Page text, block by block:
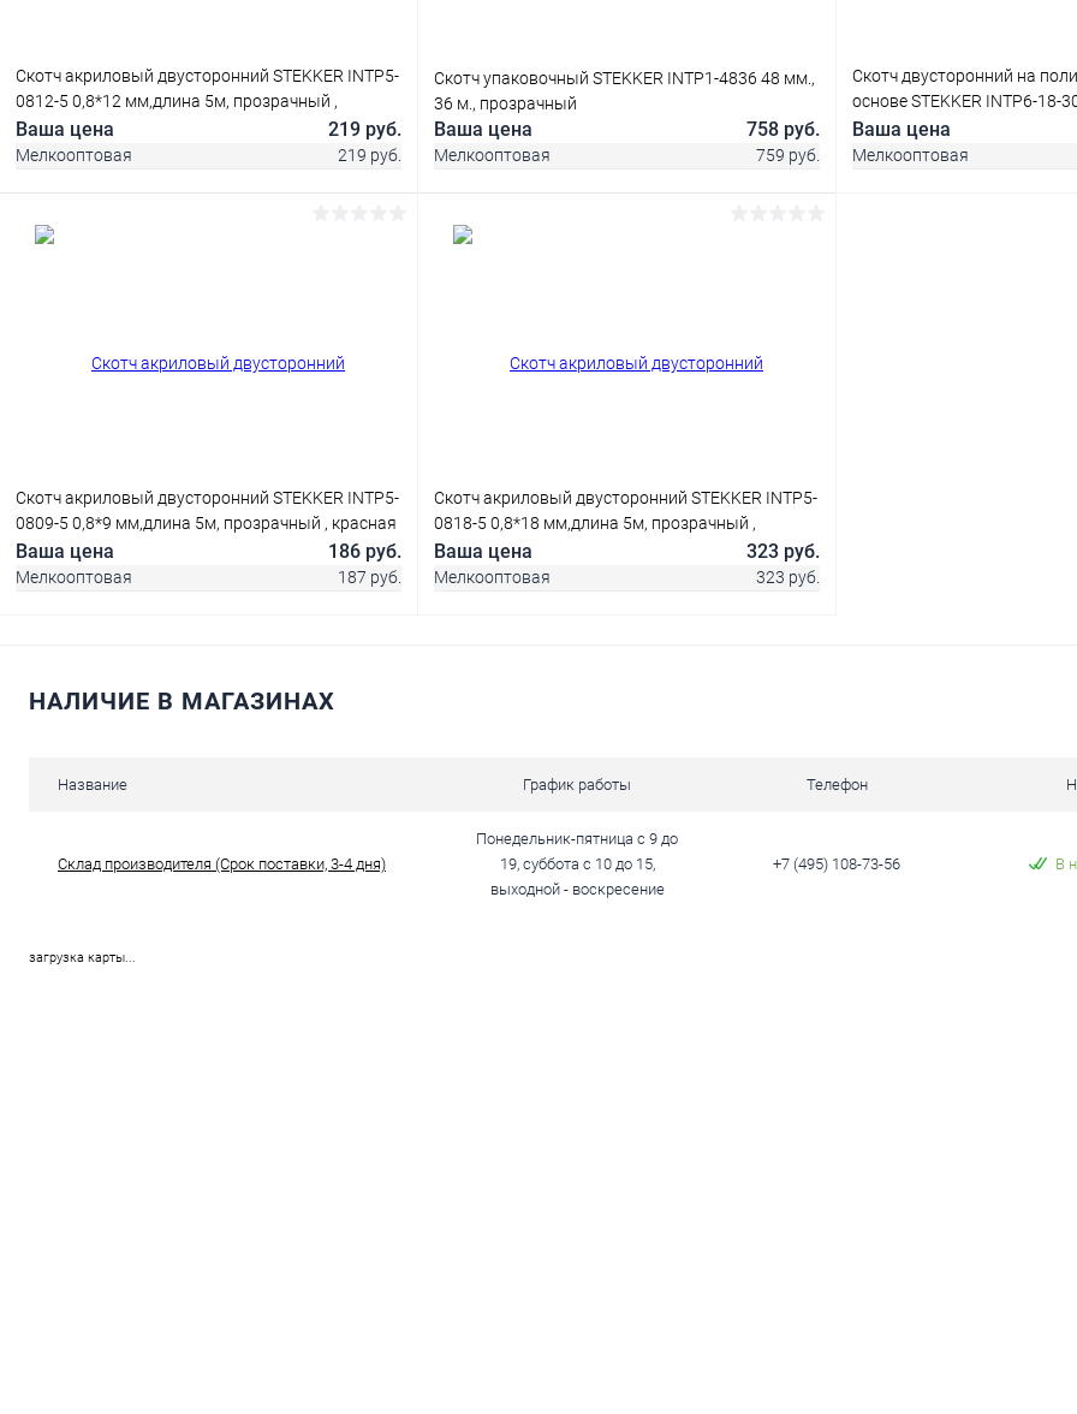
Скотч акриловый двусторонний STEKKER INTP5-
0812-5 0,8*12 мм,длина 5м, прозрачный ,
красная подложка
Ваша цена 219 руб.
Мелкооптовая 219 руб.
Скотч упаковочный STEKKER INTP1-4836 48 мм.,
36 м., прозрачный
Ваша цена 758 руб.
Мелкооптовая 759 руб.
Скотч двусторонний на
основе STEKKER INTP6-18-
прозрачный , белая
Ваша цена
Мелкооптовая
Скотч акриловый двусторонний STEKKER INTP5-
0809-5 0,8*9 мм,длина 5м, прозрачный , красная
подложка
Ваша цена 186 руб.
Мелкооптовая 187 руб.
В корзину
Скотч акриловый двусторонний STEKKER INTP5-
0818-5 0,8*18 мм,длина 5м, прозрачный ,
красная подложка
Ваша цена 323 руб.
Мелкооптовая 323 руб.
НАЛИЧИЕ В МАГАЗИНАХ
Название График работы Телефон
Склад производителя (Срок поставки, 3-4 дня)
Понедельник-пятница с 9 до
19, суббота с 10 до 15,
выходной - воскресение
+7 (495) 108-73-56 В
загрузка карты...